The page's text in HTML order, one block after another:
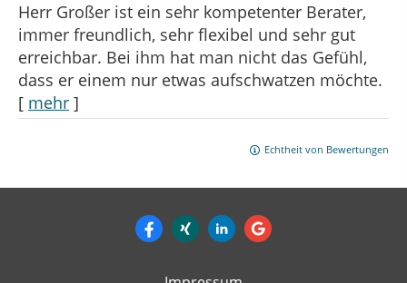
Herr Großer ist ein sehr kompetenter Berater,
immer freundlich, sehr flexibel und sehr gut
erreichbar. Bei ihm hat man nicht das Gefühl,
dass er einem nur etwas aufschwatzen möchte.
[ mehr ]
Echtheit von Bewertungen